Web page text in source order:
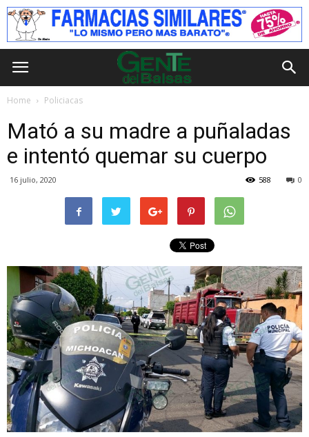
Home Policiacas
Mató a su madre a puñaladas
e intentó quemar su cuerpo
16 julio, 2020 0
588